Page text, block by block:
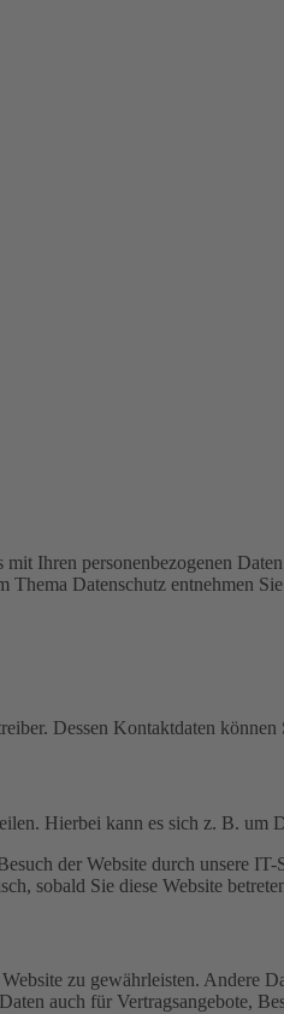
Ihren personenbezogenen
Datenschutz entnehmen
Dessen Kontaktdaten
Hierbei kann es sich z. B.
der Website durch unsere
sobald Sie diese Website
zu gewährleisten. Andere
auch für Vertragsangebote,